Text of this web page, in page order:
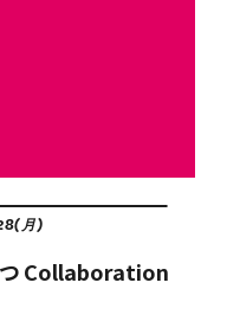
月)
つ Collaboration